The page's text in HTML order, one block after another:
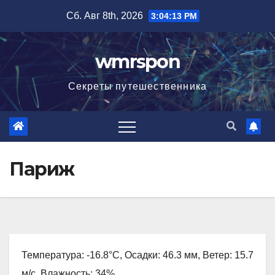
содержимому
Сб. Авг 8th, 2026 3:04:14 PM
wmrspon
Секреты путешественника
Париж
Температура: -16.8°C, Осадки: 46.3 мм, Ветер: 15.7